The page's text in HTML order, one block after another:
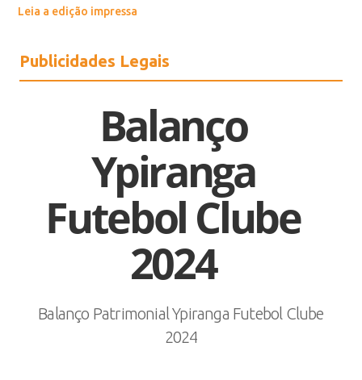
Leia a edição impressa
Publicidades Legais
Balanço
Ypiranga
Futebol Clube
2024
Balanço Patrimonial Ypiranga Futebol Clube
2024